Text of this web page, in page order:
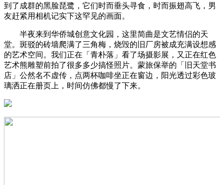
到了成群的黑脸琵鹭，它们时而垂头寻食，时而振翅高飞，男
友赶紧用相机记实下这罕见的画面。
半夜来到华侨城创意文化园，这里简曲是文艺情侣的天
堂。斑驳的砖墙爬满了三角梅，烧毁的旧厂房被成充满设想感
的艺术空间。我们正在「青朴落」看了场摄影展，又正在红色
艺术熊雕塑前拍了很多多少搞怪照片。蒙旅保举的「旧天堂书
店」公然名不虚传，点两杯咖啡坐正在窗边，阳光透过彩色玻
璃洒正在册页上，时间仿佛都慢了下来。